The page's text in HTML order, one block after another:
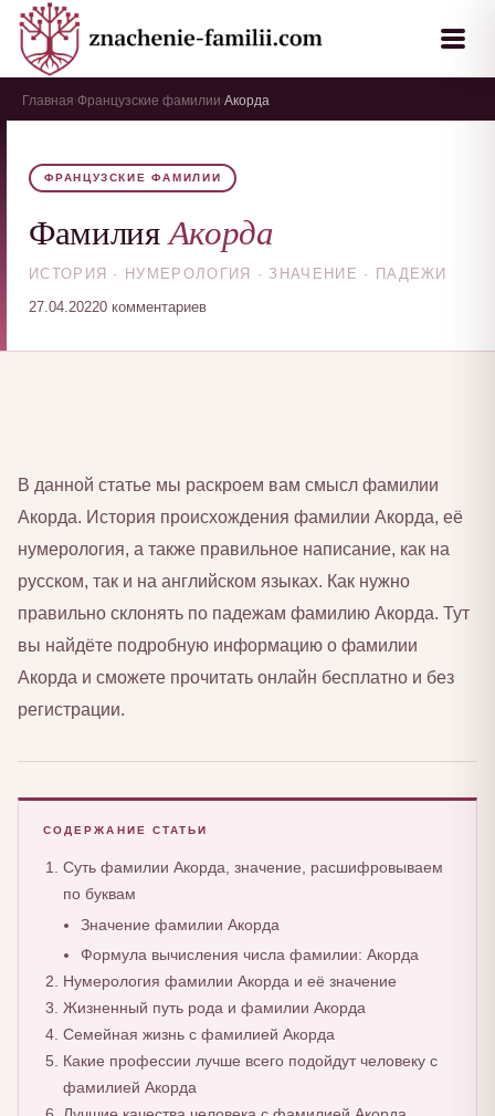
Главная Французские фамилии Акорда
ФРАНЦУЗСКИЕ ФАМИЛИИ
ФамилияАкорда
ИСТОРИЯ · НУМЕРОЛОГИЯ · ЗНАЧЕНИЕ · ПАДЕЖИ
27.04.20220 комментариев
В данной статье мы раскроем вам смысл фамилии
Акорда. История происхождения фамилии Акорда, её
нумерология, а также правильное написание, как на
русском, так и на английском языках. Как нужно
правильно склонять по падежам фамилию Акорда. Тут
вы найдёте подробную информацию о фамилии
Акорда и сможете прочитать онлайн бесплатно и без
регистрации.
СОДЕРЖАНИЕ СТАТЬИ
Суть фамилии Акорда, значение, расшифровываем
по буквам
Значение фамилии Акорда
Формула вычисления числа фамилии: Акорда
Нумерология фамилии Акорда и её значение
Жизненный путь рода и фамилии Акорда
Семейная жизнь с фамилией Акорда
Какие профессии лучше всего подойдут человеку с
фамилией Акорда